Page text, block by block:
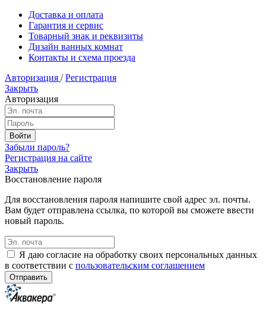
Доставка и оплата
Гарантия и сервис
Товарный знак и реквизиты
Дизайн ванных комнат
Контакты и схема проезда
Авторизация / Регистрация
Закрыть
Авторизация
Забыли пароль?
Регистрация на сайте
Закрыть
Восстановление пароля
Для восстановления пароля напишите свой адрес эл. почты.
Вам будет отправлена ссылка, по которой вы сможете ввести
новый пароль.
Я даю согласие на обработку своих персональных данных
в соответствии с пользовательским соглашением